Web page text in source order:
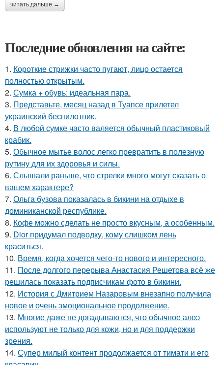
читать дальше →
Последние обновления на сайте:
1. Короткие стрижки часто пугают, лицо остается
полностью открытым.
2. Сумка + обувь: идеальная пара.
3. Представьте, месяц назад в Туапсе прилетел
украинский беспилотник.
4. В любой сумке часто валяется обычный пластиковый
крабик.
5. Обычное мытье волос легко превратить в полезную
рутину для их здоровья и силы.
6. Слышали раньше, что стрелки много могут сказать о
вашем характере?
7. Ольга бузова показалась в бикини на отдыхе в
доминиканской республике.
8. Кофе можно сделать не просто вкусным, а особенным.
9. Dior придумал подводку, кому слишком лень
краситься.
10. Время, когда хочется чего-то нового и интересного.
11. После долгого перерыва Анастасия Решетова всё же
решилась показать подписчикам фото в бикини.
12. История с Дмитрием Назаровым внезапно получила
новое и очень эмоциональное продолжение.
13. Многие даже не догадываются, что обычное алоэ
используют не только для кожи, но и для поддержки
зрения.
14. Супер милый контент продолжается от тимати и его